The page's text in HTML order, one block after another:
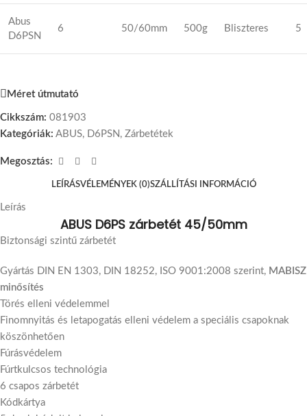
Abus
D6PSN
6 50/60mm 500g Bliszteres 5
Méret útmutató
Cikkszám: 081903
Kategóriák: ABUS, D6PSN , Zárbetétek
Megosztás:
LEÍRÁSVÉLEMÉNYEK (0)SZÁLLÍTÁSI INFORMÁCIÓ
Leírás
ABUS D6PS zárbetét 45/50mm
Biztonsági szintű zárbetét
Gyártás DIN EN 1303, DIN 18252, ISO 9001:2008 szerint, MABISZ
minősítés
Törés elleni védelemmel
Finomnyitás és letapogatás elleni védelem a speciális csapoknak
köszönhetően
Fúrásvédelem
Fúrtkulcsos technológia
6 csapos zárbetét
Kódkártya